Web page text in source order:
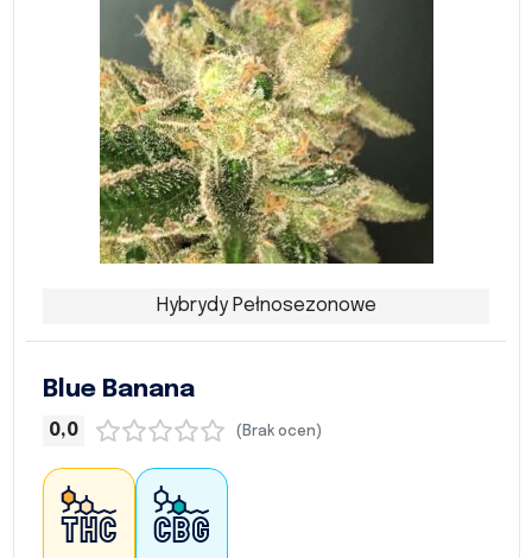
Hybrydy Pełnosezonowe
Blue Banana
0,0 (Brak ocen)